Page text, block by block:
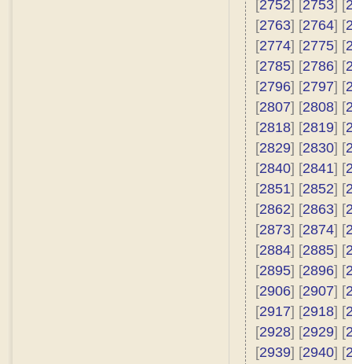
[2752] [2753] [
[2763] [2764] [
[2774] [2775] [
[2785] [2786] [
[2796] [2797] [
[2807] [2808] [
[2818] [2819] [
[2829] [2830] [
[2840] [2841] [
[2851] [2852] [
[2862] [2863] [
[2873] [2874] [
[2884] [2885] [
[2895] [2896] [
[2906] [2907] [
[2917] [2918] [
[2928] [2929] [
[2939] [2940] [